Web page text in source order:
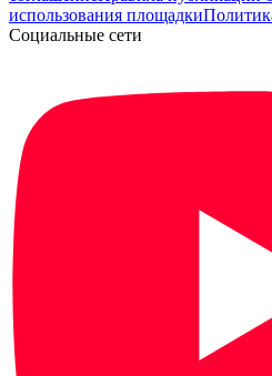
использования площадки
Социальные сети